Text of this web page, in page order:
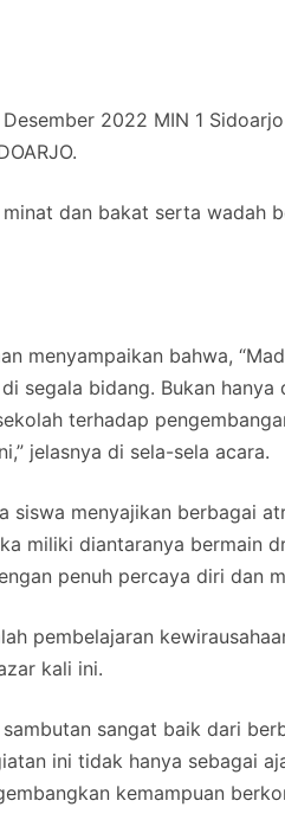
2022 MIN 1
dan bakat serta wadah
menyampaikan bahwa,
segala bidang. Bukan hanya
terhadap
jelasnya di sela-sela acara.
siswa menyajikan berbagai
miliki diantaranya bermain
penuh percaya diri dan
pembelajaran
kali ini.
sangat baik dari
ini tidak hanya sebagai
kemampuan